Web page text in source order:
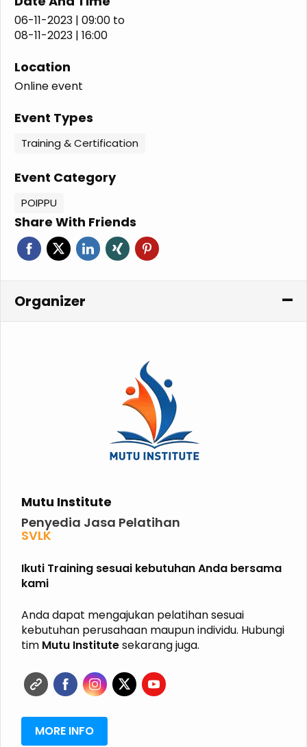
06-11-2023 | 09:00 to
08-11-2023 | 16:00
Location
Online event
Event Types
Training & Certification
Event Category
POIPPU
Share With Friends
Organizer
Mutu Institute
Penyedia Jasa Pelatihan
SVLK
P2K3
P3K
K3 KIMIA
ISO
HALAL
GRK
ISPO
Ikuti Training sesuai kebutuhan Anda bersama
kami
Anda dapat mengajukan pelatihan sesuai
kebutuhan perusahaan maupun individu. Hubungi
tim Mutu Institutesekarang juga.
MORE INFO